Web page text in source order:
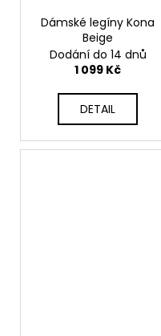
Dámské legíny Kona
Beige
Dodání do 14 dnů
1 099 Kč
DETAIL